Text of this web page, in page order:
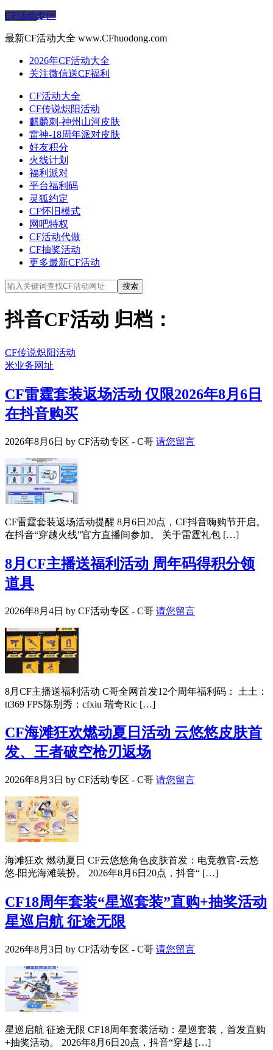
CF活动专区
最新CF活动大全 www.CFhuodong.com
2026年CF活动大全
关注微信送CF福利
CF活动大全
CF传说炽阳活动
麒麟刺-神州山河皮肤
雷神-18周年派对皮肤
好友积分
火线计划
福利派对
平台福利码
灵狐约定
CF怀旧模式
网吧特权
CF活动代做
CF抽奖活动
更多最新CF活动
抖音CF活动 归档：
CF传说炽阳活动
米业务网址
CF雷霆套装返场活动 仅限2026年8月6日
在抖音购买
2026年8月6日 by CF活动专区 - C哥 请您留言
CF雷霆套装返场活动提醒 8月6日20点，CF抖音嗨购节开启。
在抖音“穿越火线”官方直播间参加。 关于雷霆礼包 […]
8月CF主播送福利活动 周年码得积分领
道具
2026年8月4日 by CF活动专区 - C哥 请您留言
8月CF主播送福利活动 C哥全网首发12个周年福利码： 土土：
tt369 FPS陈别秀：cfxiu 瑞奇Ric […]
CF海滩狂欢燃动夏日活动 云悠悠皮肤首
发、王者破空枪刃返场
2026年8月3日 by CF活动专区 - C哥 请您留言
海滩狂欢 燃动夏日 CF云悠悠角色皮肤首发：电竞教官-云悠
悠-阳光海滩装扮。 2026年8月6日20点，抖音“ […]
CF18周年套装“星巡套装”直购+抽奖活动
星巡启航 征途无限
2026年8月3日 by CF活动专区 - C哥 请您留言
星巡启航 征途无限 CF18周年套装活动：星巡套装，首发直购
+抽奖活动。 2026年8月6日20点，抖音“穿越 […]